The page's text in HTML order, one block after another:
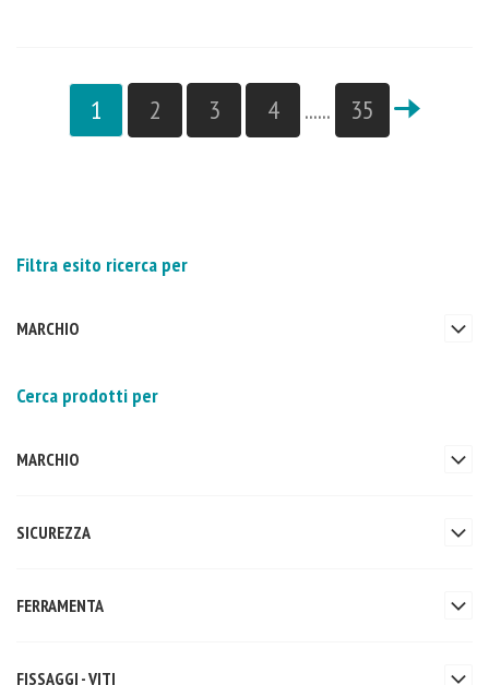
1 2 3 4 ...... 35
Filtra esito ricerca per
MARCHIO
Cerca prodotti per
MARCHIO
SICUREZZA
FERRAMENTA
FISSAGGI - VITI